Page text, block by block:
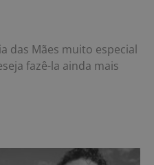
das Mães muito especial
fazê-la ainda mais